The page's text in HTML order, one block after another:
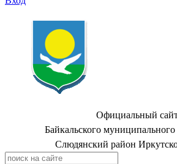
Официальный
Байкальского муниципального
Слюдянский район